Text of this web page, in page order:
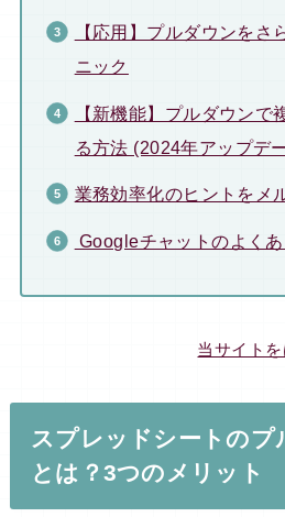
【応用】プルダウンをさ
ニック
【新機能】プルダウンで
る方法 (2024年アップデ
業務効率化のヒントをメ
Googleチャットのよく
当サイト
スプレッドシートのプ
とは？3つのメリット